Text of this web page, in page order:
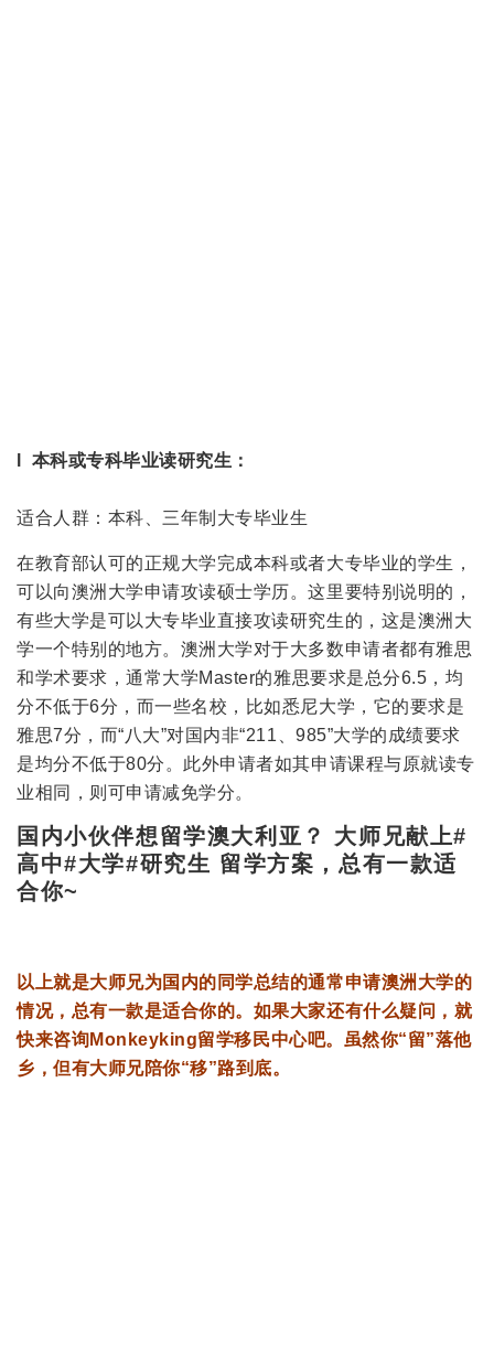
l 本科或专科毕业读研究生：
适合人群：本科、三年制大专毕业生
在教育部认可的正规大学完成本科或者大专毕业的学生，
可以向澳洲大学申请攻读硕士学历。这里要特别说明的，
有些大学是可以大专毕业直接攻读研究生的，这是澳洲大
学一个特别的地方。澳洲大学对于大多数申请者都有雅思
和学术要求，通常大学Master的雅思要求是总分6.5，均
分不低于6分，而一些名校，比如悉尼大学，它的要求是
雅思7分，而“八大”对国内非“211、985”大学的成绩要求
是均分不低于80分。此外申请者如其申请课程与原就读专
业相同，则可申请减免学分。
国内小伙伴想留学澳大利亚？ 大师兄献上#
高中#大学#研究生 留学方案，总有一款适
合你~
以上就是大师兄为国内的同学总结的通常申请澳洲大学的
情况，总有一款是适合你的。如果大家还有什么疑问，就
快来咨询Monkeyking留学移民中心吧。虽然你“留”落他
乡，但有大师兄陪你“移”路到底。